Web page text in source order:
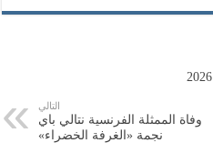
الرسمي لبدء التوقيت الصيفي 2026
التالي
وفاة الممثلة الفرنسية نتالي باي
نجمة «الغرفة الخضراء»